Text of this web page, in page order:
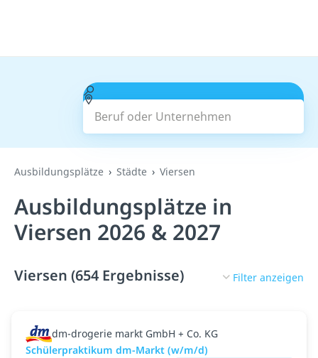
Beruf oder Unternehmen
Suchen
Ausbildungsplätze Städte Viersen
Ausbildungsplätze in
Viersen 2026 & 2027
Viersen (654 Ergebnisse) Filter anzeigen
dm-drogerie markt GmbH + Co. KG
Schülerpraktikum dm-Markt (w/m/d)